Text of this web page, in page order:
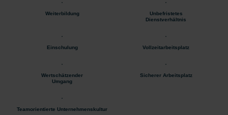
Weiterbildung
Unbefristetes
Dienstverhältnis
Einschulung Vollzeitarbeitsplatz
Wertschätzender
Umgang
Sicherer Arbeitsplatz
Teamorientierte Unternehmenskultur